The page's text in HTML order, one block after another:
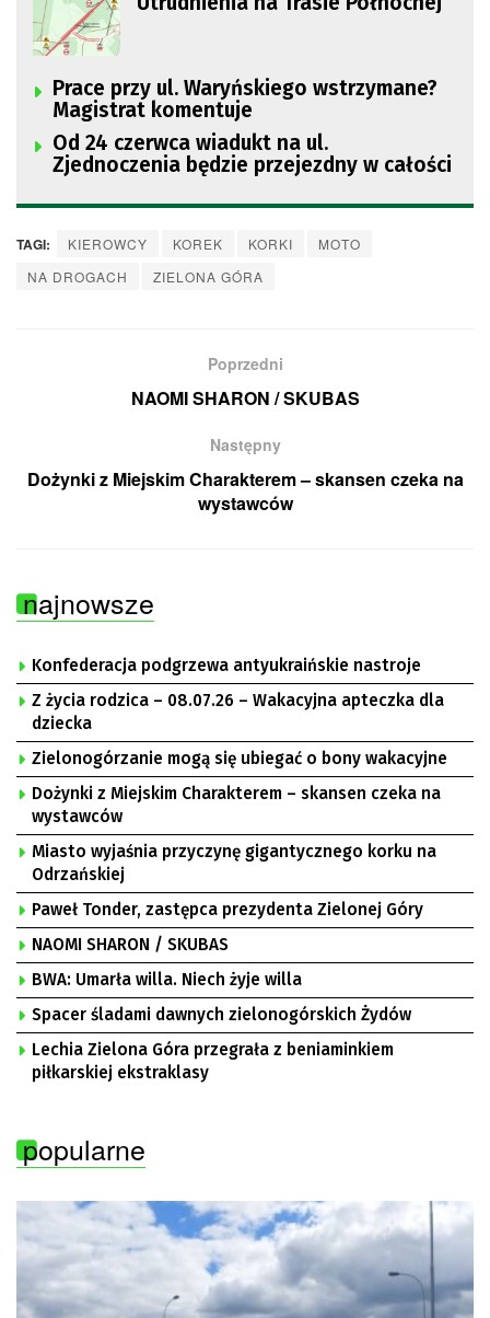
Prace przy ul. Waryńskiego wstrzymane?
Magistrat komentuje
Od 24 czerwca wiadukt na ul.
Zjednoczenia będzie przejezdny w całości
TAGI: KIEROWCY KOREK KORKI
MOTO
NA DROGACH
ZIELONA GÓRA
Poprzedni
NAOMI SHARON / SKUBAS
Następny
Dożynki z Miejskim Charakterem – skansen czeka na
wystawców
najnowsze
Konfederacja podgrzewa antyukraińskie nastroje
Z życia rodzica – 08.07.26 – Wakacyjna apteczka dla
dziecka
Zielonogórzanie mogą się ubiegać o bony wakacyjne
Dożynki z Miejskim Charakterem – skansen czeka na
wystawców
Miasto wyjaśnia przyczynę gigantycznego korku na
Odrzańskiej
Paweł Tonder, zastępca prezydenta Zielonej Góry
NAOMI SHARON / SKUBAS
BWA: Umarła willa. Niech żyje willa
Spacer śladami dawnych zielonogórskich Żydów
Lechia Zielona Góra przegrała z beniaminkiem
piłkarskiej ekstraklasy
popularne